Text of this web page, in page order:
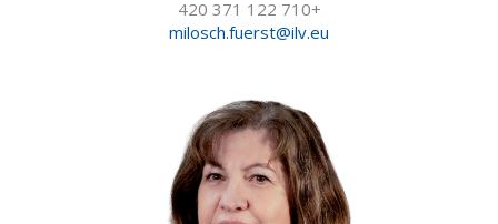
+420 371 122 710
milosch.fuerst@ilv.eu